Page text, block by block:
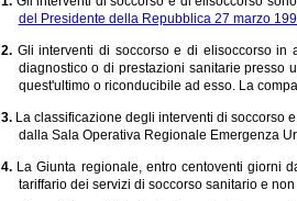
del Presidente della Repubblica 27 marzo
2. Gli interventi di soccorso e di elisoccorso in
diagnostico o di prestazioni sanitarie presso
quest'ultimo o riconducibile ad esso. La
3. La classificazione degli interventi di soccorso
dalla Sala Operativa Regionale Emergenza
4. La Giunta regionale, entro centoventi giorni
tariffario dei servizi di soccorso sanitario e